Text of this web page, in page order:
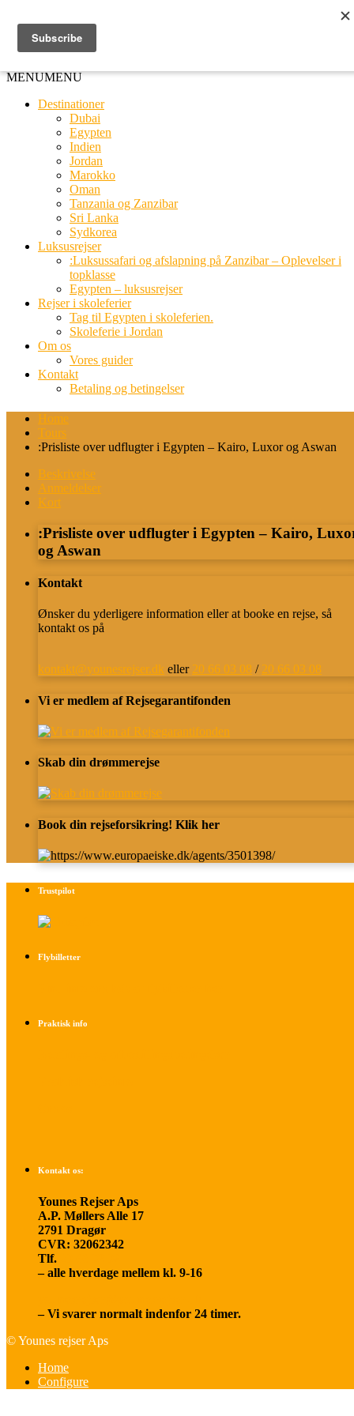
MENUMENU
Destinationer
Dubai
Egypten
Indien
Jordan
Marokko
Oman
Tanzania og Zanzibar
Sri Lanka
Sydkorea
Luksusrejser
:Luksussafari og afslapning på Zanzibar – Oplevelser i
topklasse
Egypten – luksusrejser
Rejser i skoleferier
Tag til Egypten i skoleferien.
Skoleferie i Jordan
Om os
Vores guider
Kontakt
Betaling og betingelser
Home
Tours
:Prisliste over udflugter i Egypten – Kairo, Luxor og Aswan
Beskrivelse
Anmeldelser
Kort
:Prisliste over udflugter i Egypten – Kairo,
og Aswan
Kontakt
Ønsker du yderligere information eller at booke en rejse, så
kontakt os på
kontakt@younesrejser.dk eller 20 66 03 08 / 20 66 03 08
Vi er medlem af Rejsegarantifonden
Skab din drømmerejse
Book din rejseforsikring! Klik her
Trustpilot
Flybilletter
Praktisk info
Kontakt os:
Younes Rejser Aps
A.P. Møllers Alle 17
2791 Dragør
CVR: 32062342
Tlf.
– alle hverdage mellem kl. 9-16
– Vi svarer normalt indenfor 24 timer.
© Younes rejser Aps
Home
Configure